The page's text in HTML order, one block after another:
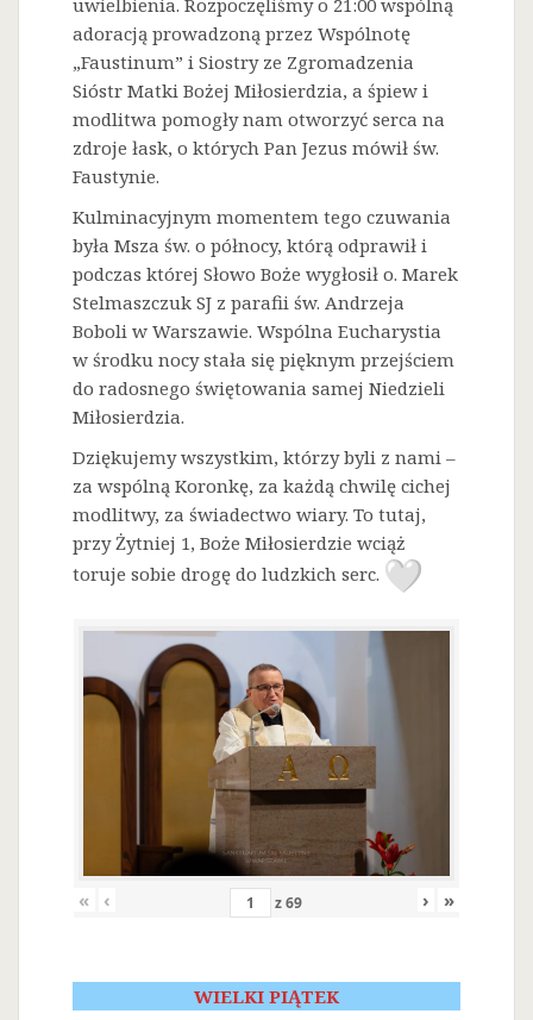
uwielbienia. Rozpoczęliśmy o 21:00 wspólną
adoracją prowadzoną przez Wspólnotę
„Faustinum” i Siostry ze Zgromadzenia
Sióstr Matki Bożej Miłosierdzia, a śpiew i
modlitwa pomogły nam otworzyć serca na
zdroje łask, o których Pan Jezus mówił św.
Faustynie.
Kulminacyjnym momentem tego czuwania
była Msza św. o północy, którą odprawił i
podczas której Słowo Boże wygłosił o. Marek
Stelmaszczuk SJ z parafii św. Andrzeja
Boboli w Warszawie. Wspólna Eucharystia
w środku nocy stała się pięknym przejściem
do radosnego świętowania samej Niedzieli
Miłosierdzia.
Dziękujemy wszystkim, którzy byli z nami –
za wspólną Koronkę, za każdą chwilę cichej
modlitwy, za świadectwo wiary. To tutaj,
przy Żytniej 1, Boże Miłosierdzie wciąż
toruje sobie drogę do ludzkich serc.
« ‹ z69 › »
WIELKI PIĄTEK